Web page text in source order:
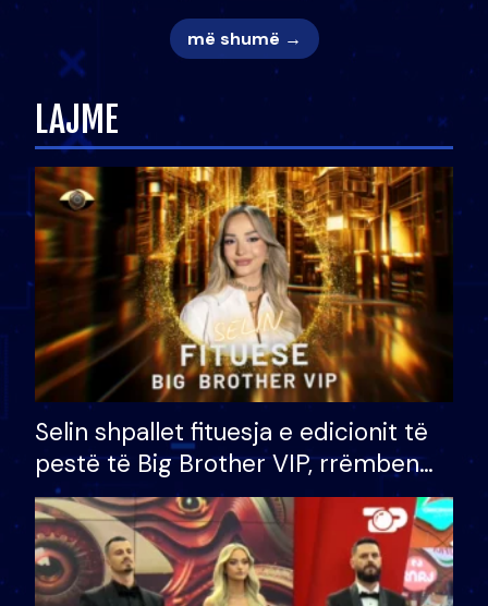
më shumë →
LAJME
Selin shpallet fituesja e edicionit të
pestë të Big Brother VIP, rrëmben
çmimin e madh prej 100 mijë eurosh